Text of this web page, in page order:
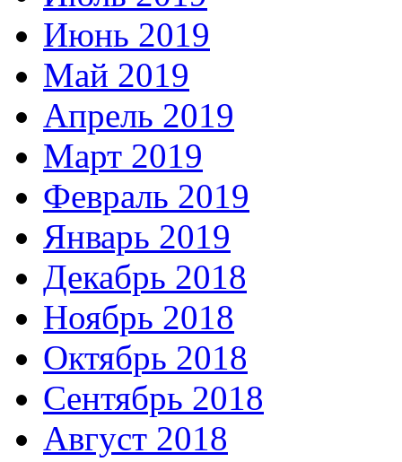
Июнь 2019
Май 2019
Апрель 2019
Март 2019
Февраль 2019
Январь 2019
Декабрь 2018
Ноябрь 2018
Октябрь 2018
Сентябрь 2018
Август 2018